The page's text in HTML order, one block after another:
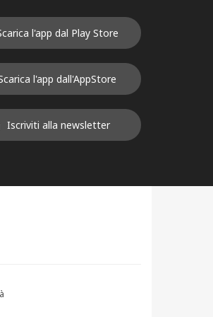
l'app dal Play Store
l'app dall'AppStore
Iscriviti alla newsletter